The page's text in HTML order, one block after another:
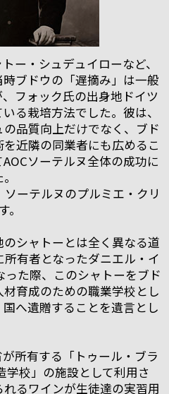
ー・シュデュイローなど、
ブドウの「遅摘み」は一般
フォック氏の出身地ドイツ
る栽培方法でした。彼は、
品質向上だけでなく、ブド
近隣の同業者にも広めるこ
ソーテルヌ全体の成功に
ーテルヌのプルミエ・クリ
シャトーとは全く異なる道
有者となったダニエル・イ
った際、このシャトーをブド
育成のための職業学校とし
へ遺贈することを遺言とし
所有する「トゥール・ブラ
学校」の施設として利用さ
るワインが生徒達の実習用